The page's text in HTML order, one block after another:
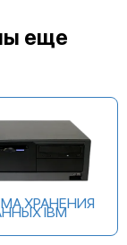
еще
ХРАНЕНИЯ
IBM